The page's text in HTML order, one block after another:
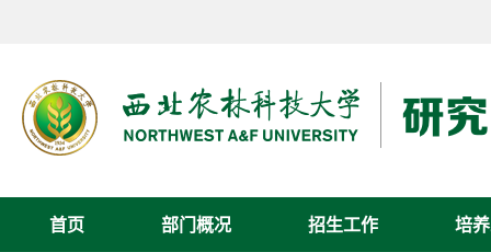
首页 部门概况 招生工作 培